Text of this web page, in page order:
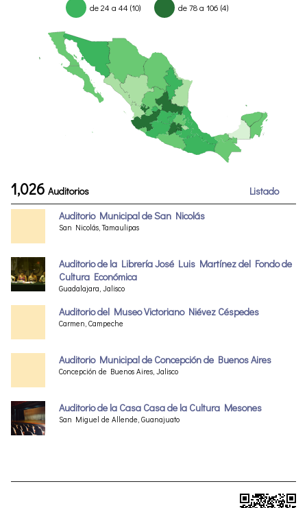
1,026 Auditorios
Listado
Auditorio Municipal de San Nicolás
San Nicolás, Tamaulipas
Auditorio de la Librería José Luis Martínez del Fondo de
Cultura Económica
Guadalajara, Jalisco
Auditorio del Museo Victoriano Niévez Céspedes
Carmen, Campeche
Auditorio Municipal de Concepción de Buenos Aires
Concepción de Buenos Aires, Jalisco
Auditorio de la Casa Casa de la Cultura Mesones
San Miguel de Allende, Guanajuato
de 24 a 44 (10) de 78 a 106 (4)